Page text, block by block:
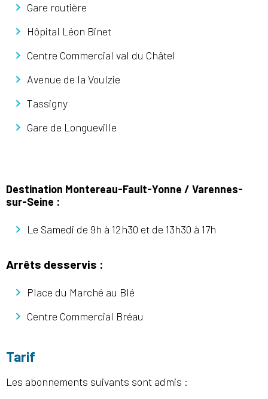
Gare routière
Hôpital Léon Binet
Centre Commercial val du Châtel
Avenue de la Voulzie
Tassigny
Gare de Longueville
Destination Montereau-Fault-Yonne / Varennes-
sur-Seine :
Le Samedi de 9h à 12h30 et de 13h30 à 17h
Arrêts desservis :
Place du Marché au Blé
Centre Commercial Bréau
Tarif
Les abonnements suivants sont admis :